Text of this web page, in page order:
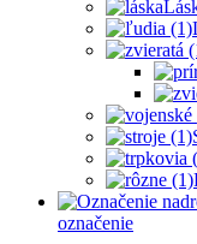
označenie